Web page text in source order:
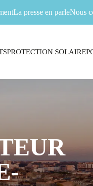
La presse en parleNous
PROTECTION SOLAIRE